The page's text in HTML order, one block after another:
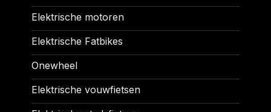
Elektrische motoren
Elektrische Fatbikes
Onewheel
Elektrische vouwfietsen